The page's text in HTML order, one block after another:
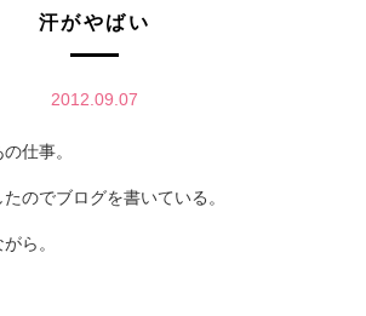
汗がやばい
2012.09.07
仕事。
のでブログを書いている。
ら。